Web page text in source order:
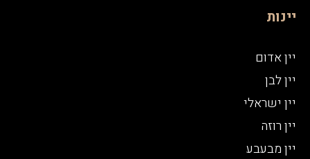
יינות
יין אדום
יין לבן
יין ישראלי
יין רוזה
יין מבעבע